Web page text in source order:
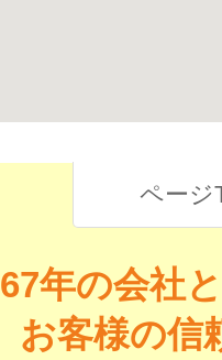
ページ
67年の会社
お客様の信